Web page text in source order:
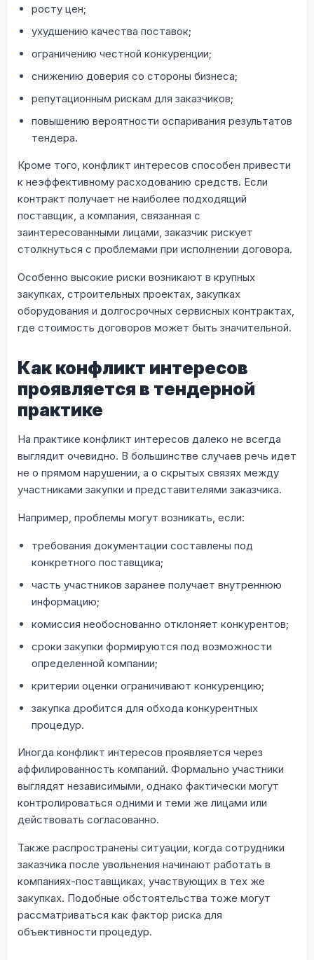
росту цен;
ухудшению качества поставок;
ограничению честной конкуренции;
снижению доверия со стороны бизнеса;
репутационным рискам для заказчиков;
повышению вероятности оспаривания результатов
тендера.
Кроме того, конфликт интересов способен привести
к неэффективному расходованию средств. Если
контракт получает не наиболее подходящий
поставщик, а компания, связанная с
заинтересованными лицами, заказчик рискует
столкнуться с проблемами при исполнении договора.
Особенно высокие риски возникают в крупных
закупках, строительных проектах, закупках
оборудования и долгосрочных сервисных контрактах,
где стоимость договоров может быть значительной.
Как конфликт интересов
проявляется в тендерной
практике
На практике конфликт интересов далеко не всегда
выглядит очевидно. В большинстве случаев речь идет
не о прямом нарушении, а о скрытых связях между
участниками закупки и представителями заказчика.
Например, проблемы могут возникать, если:
требования документации составлены под
конкретного поставщика;
часть участников заранее получает внутреннюю
информацию;
комиссия необоснованно отклоняет конкурентов;
сроки закупки формируются под возможности
определенной компании;
критерии оценки ограничивают конкуренцию;
закупка дробится для обхода конкурентных
процедур.
Иногда конфликт интересов проявляется через
аффилированность компаний. Формально участники
выглядят независимыми, однако фактически могут
контролироваться одними и теми же лицами или
действовать согласованно.
Также распространены ситуации, когда сотрудники
заказчика после увольнения начинают работать в
компаниях-поставщиках, участвующих в тех же
закупках. Подобные обстоятельства тоже могут
рассматриваться как фактор риска для
объективности процедур.